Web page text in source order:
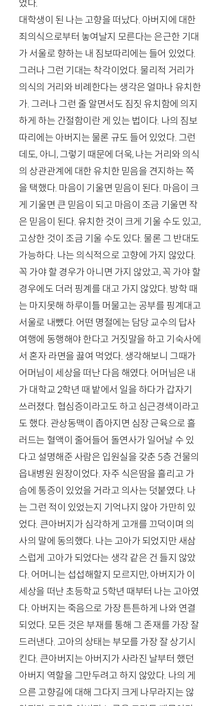
었다.
대학생이 된 나는 고향을 떠났다. 아버지에 대한
죄의식으로부터 놓여날지 모른다는 은근한 기대
가 서울로 향하는 내 짐보따리에는 들어 있었다.
그러나 그런 기대는 착각이었다. 물리적 거리가
의식의 거리와 비례한다는 생각은 얼마나 유치한
가. 그러나 그런 줄 알면서도 짐짓 유치함에 의지
하게 하는 간절함이란 게 있는 법이다. 나의 짐보
따리에는 아버지는 물론 규도 들어 있었다. 그런
데도, 아니, 그렇기 때문에 더욱, 나는 거리와 의식
의 상관관계에 대한 유치한 믿음을 견지하는 쪽
을 택했다. 마음이 기울면 믿음이 된다. 마음이 크
게 기울면 큰 믿음이 되고 마음이 조금 기울면 작
은 믿음이 된다. 유치한 것이 크게 기울 수도 있고,
고상한 것이 조금 기울 수도 있다. 물론 그 반대도
가능하다. 나는 의식적으로 고향에 가지 않았다.
꼭 가야 할 경우가 아니면 가지 않았고, 꼭 가야 할
경우에도 더러 핑계를 대고 가지 않았다. 방학 때
는 마지못해 하루이틀 머물고는 공부를 핑계대고
서울로 내뺐다. 어떤 명절에는 담당 교수의 답사
여행에 동행해야 한다고 거짓말을 하고 기숙사에
서 혼자 라면을 끓여 먹었다. 생각해보니 그때가
어머님이 세상을 떠난 다음 해였다. 어머님은 내
가 대학교 2학년 때 밭에서 일을 하다가 갑자기
쓰러졌다. 협심증이라고도 하고 심근경색이라고
도 했다. 관상동맥이 좁아지면 심장 근육으로 흘
러드는 혈액이 줄어들어 돌연사가 일어날 수 있
다고 설명해준 사람은 입원실을 갖춘 5층 건물의
읍내병원 원장이었다. 자주 식은땀을 흘리고 가
슴에 통증이 있었을 거라고 의사는 덧붙였다. 나
는 그런 적이 있었는지 기억나지 않아 가만히 있
었다. 큰아버지가 심각하게 고개를 끄덕이며 의
사의 말에 동의했다. 나는 고아가 되었지만 새삼
스럽게 고아가 되었다는 생각 같은 건 들지 않았
다. 어머니는 섭섭해할지 모르지만, 아버지가 이
세상을 떠난 초등학교 5학년 때부터 나는 고아였
다. 아버지는 죽음으로 가장 튼튼하게 나와 연결
되었다. 모든 것은 부재를 통해 그 존재를 가장 잘
드러낸다. 고아의 상태는 부모를 가장 잘 상기시
킨다. 큰아버지는 아버지가 사라진 날부터 했던
아버지 역할을 그만두려고 하지 않았다. 나의 게
으른 고향길에 대해 그다지 크게 나무라지는 않